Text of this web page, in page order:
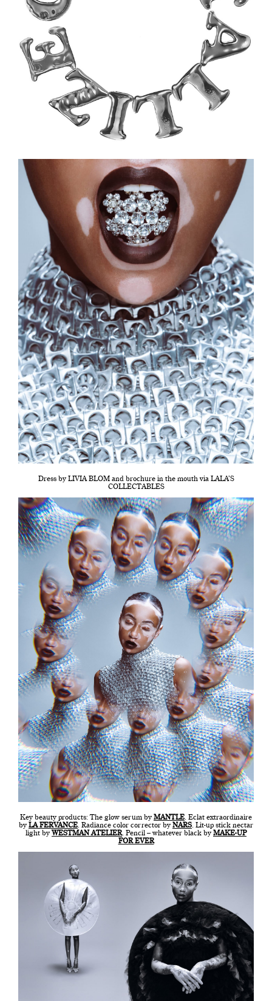
Dress by LIVIA BLOM and brochure in the mouth via LALA’S
COLLECTABLES
Key beauty products: The glow serum by MANTLE. Eclat extraordinaire
by LA FERVANCE. Radiance color corrector by NARS. Lit-up stick nectar
light by WESTMAN ATELIER. Pencil – whatever black by MAKE-UP
FOR EVER